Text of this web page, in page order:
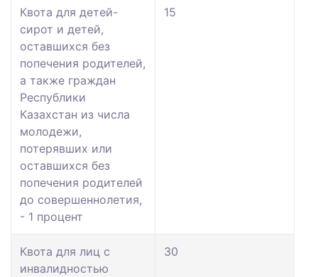
Квота для детей-
сирот и детей,
оставшихся без
попечения родителей,
а также граждан
Республики
Казахстан из числа
молодежи,
потерявших или
оставшихся без
попечения родителей
до совершеннолетия,
- 1 процент
15
Квота для лиц с
инвалидностью
30